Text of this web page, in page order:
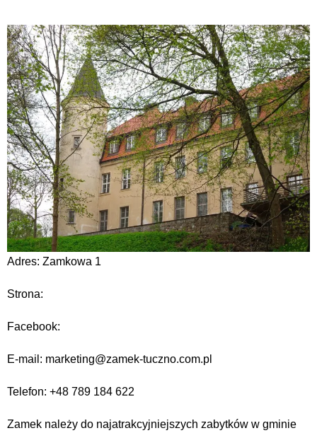
Adres: Zamkowa 1
Strona:
Facebook:
E-mail: marketing@zamek-tuczno.com.pl
Telefon: +48 789 184 622
Zamek należy do najatrakcyjniejszych zabytków w gminie